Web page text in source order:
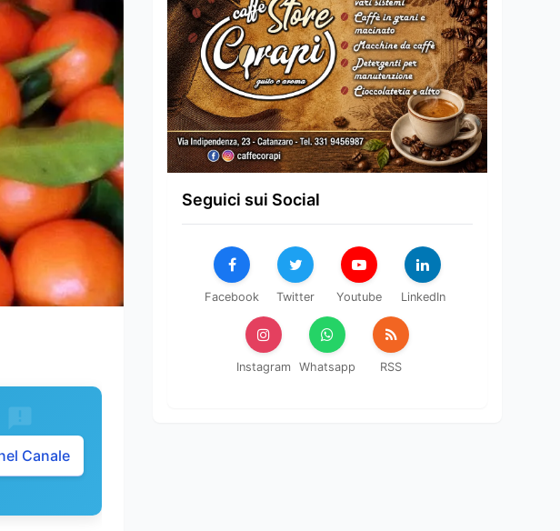
Canale
Seguici sui Social
Facebook Twitter Youtube LinkedIn
Instagram Whatsapp RSS